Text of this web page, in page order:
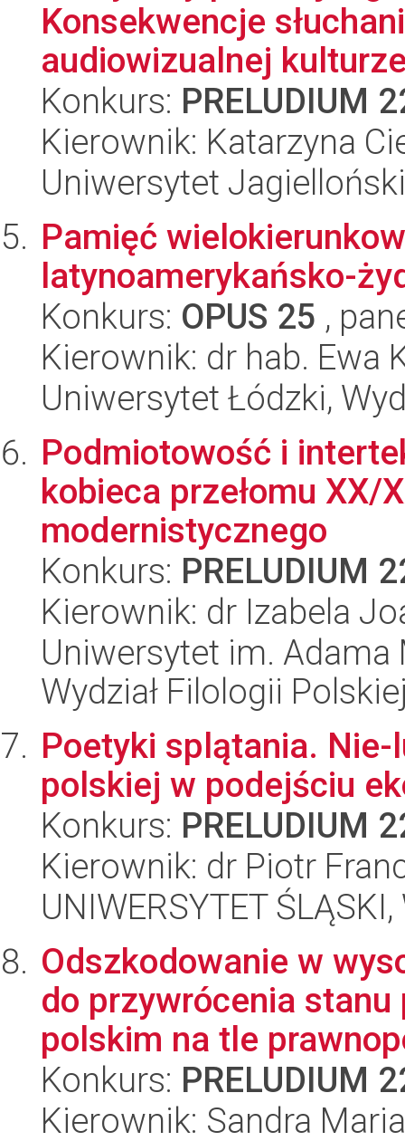
Konsekwencje
audiowizualnej
Konkurs: PRELUDIUM
Kierownik: Katarzyna
Uniwersytet
Pamięć
latynoamerykańsko-
Konkurs: OPUS 25 ,
Kierownik: dr hab. Ewa
Uniwersytet Łódzki,
Podmiotowość i
kobieca przełomu XX/
modernistycznego
Konkurs: PRELUDIUM
Kierownik: dr Izabela
Uniwersytet im.
Wydział Filologii
Poetyki splątania.
polskiej w podejściu
Konkurs: PRELUDIUM
Kierownik: dr Piotr
UNIWERSYTET
Odszkodowanie w
do przywrócenia
polskim na tle
Konkurs: PRELUDIUM
Kierownik: Sandra